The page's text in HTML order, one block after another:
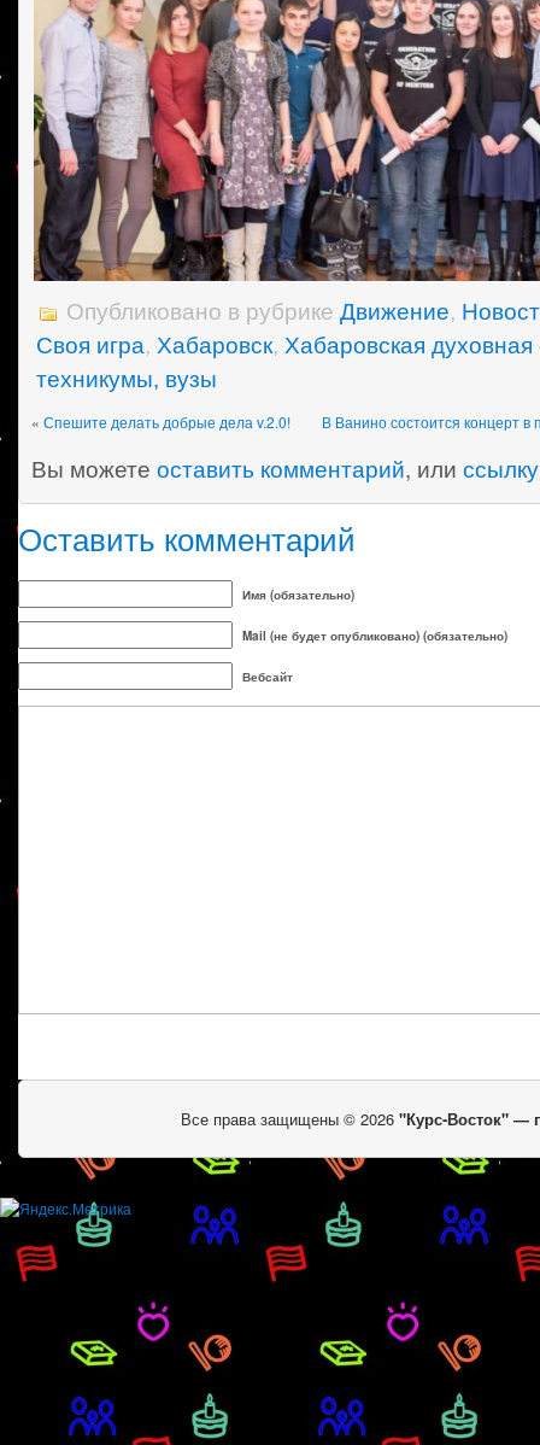
Опубликовано в рубрике Движение,
Своя игра, Хабаровск, Хабаровская
техникумы, вузы
« Спешите делать добрые дела v.2.0! В Ванино состоится концерт
Вы можете оставить комментарий, или ссылку
Оставить комментарий
Имя (обязательно)
Mail (не будет опубликовано) (обязательно)
Вебсайт
Все права защищены © 2026 "Курс-Восток" —